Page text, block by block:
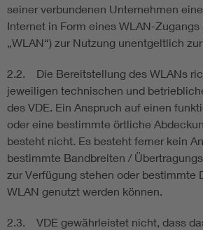
seiner verbundenen Unternehmen
Internet in Form eines WLAN-
„WLAN“) zur Nutzung unentgeltlich
2.2. Die Bereitstellung des WLANs
jeweiligen technischen und
des VDE. Ein Anspruch auf einen
oder eine bestimmte örtliche
besteht nicht. Es besteht ferner kein
bestimmte Bandbreiten /
zur Verfügung stehen oder bestimmte
WLAN genutzt werden können.
2.3. VDE gewährleistet nicht, dass